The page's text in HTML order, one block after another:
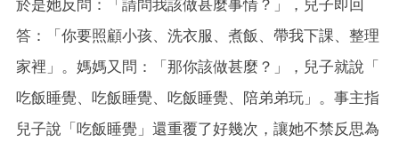
於是她反問：「請問我該做甚麼事情？」，兒子即回
答：「你要照顧小孩、洗衣服、煮飯、帶我下課、整理
家裡」。媽媽又問：「那你該做甚麼？」，兒子就說「
吃飯睡覺、吃飯睡覺、吃飯睡覺、陪弟弟玩」。事主指
兒子說「吃飯睡覺」還重覆了好幾次，讓她不禁反思為